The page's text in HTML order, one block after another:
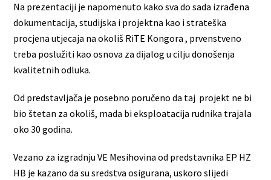
Na prezentaciji je napomenuto kako sva do sada izrađena
dokumentacija, studijska i projektna kao i strateška
procjena utjecaja na okoliš RiTE Kongora , prvenstveno
treba poslužiti kao osnova za dijalog u cilju donošenja
kvalitetnih odluka.
Od predstavljača je posebno poručeno da taj projekt ne bi
bio štetan za okoliš, mada bi eksploatacija rudnika trajala
oko 30 godina.
Vezano za izgradnju VE Mesihovina od predstavnika EP HZ
HB je kazano da su sredstva osigurana, uskoro slijedi